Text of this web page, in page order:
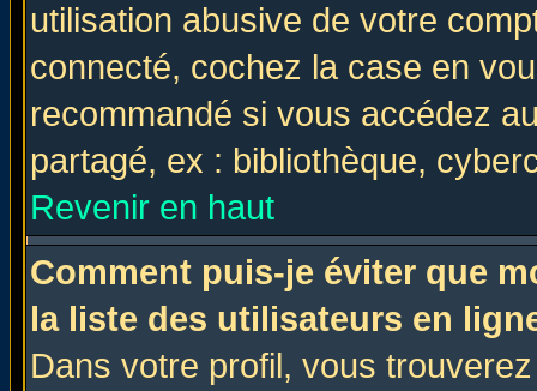
utilisation abusive de votre
connecté, cochez la case en
recommandé si vous accédez
partagé, ex : bibliothèque,
Revenir en haut
Comment puis-je éviter que
la liste des utilisateurs en
Dans votre profil, vous